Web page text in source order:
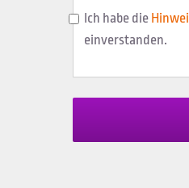
Ich habe die
einverstanden.